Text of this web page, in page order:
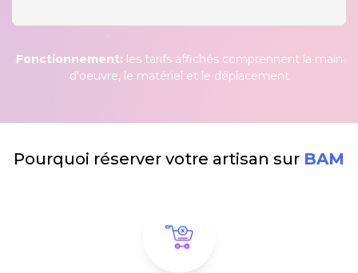
Fonctionnement: les tarifs affichés comprennent la main
d'oeuvre, le matériel et le déplacement
Pourquoi réserver votre artisan sur BAM